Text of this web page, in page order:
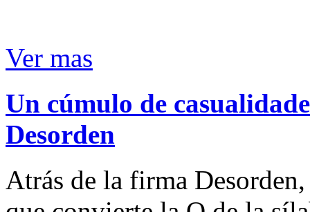
Ver mas
Un cúmulo de
Desorden
Atrás de la firma